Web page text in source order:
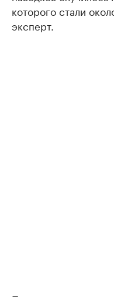
которого стали
эксперт.